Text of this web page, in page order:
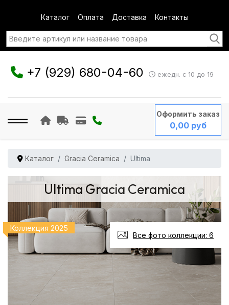
Каталог Оплата Доставка Контакты
+7 (929) 680-04-60 ежедн. с 10 до 19
Оформить заказ
0,00 руб
Каталог Gracia Ceramica Ultima
Коллекция 2025
Ultima Gracia Ceramica
Все фото коллекции: 6